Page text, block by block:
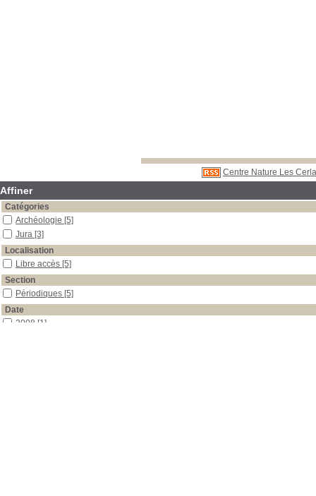
Centre Nature Les
Affiner
Catégories
Archéologie [5]
Jura [3]
Localisation
Libre accès [5]
Section
Périodiques [5]
Date
2008 [1]